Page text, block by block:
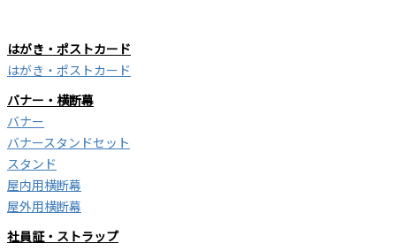
はがき・ポストカード
はがき・ポストカード
バナー・横断幕
バナー
バナースタンドセット
スタンド
屋内用横断幕
屋外用横断幕
社員証・ストラップ